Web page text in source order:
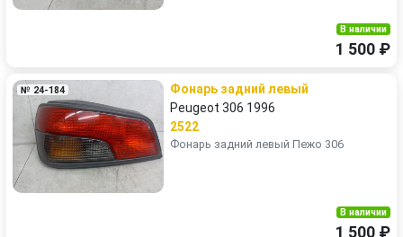
В наличии
1 500 ₽
№ 24-184
Фонарь задний левый
Peugeot 306 1996
2522
Фонарь задний левый Пежо 306
В наличии
1 500 ₽